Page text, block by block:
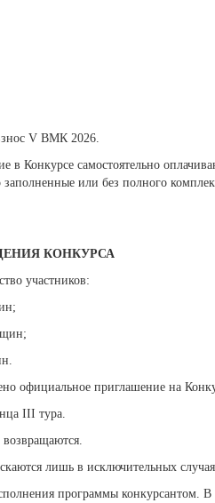
V ВМК 2026.
Конкурсе самостоятельно
или без полного
КОНКУРСА
участников:
официальное приглашение на
III тура.
возвращаются.
лишь в исключительных
программы конкурсантом.